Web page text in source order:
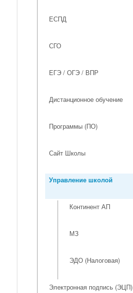
ЕСПД
СГО
ЕГЭ / ОГЭ / ВПР
Дистанционное обучение
Программы (ПО)
Сайт Школы
Управление школой
Континент АП
МЗ
ЭДО (Налоговая)
Электронная подпись (ЭЦП)